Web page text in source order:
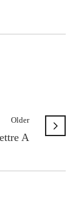
Older
A